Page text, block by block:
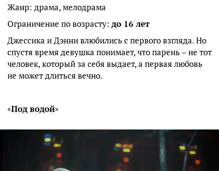
Жанр: драма, мелодрама
Ограничение по возрасту: до 16 лет
Джессика и Дэнни влюбились с первого взгляда. Но
спустя время девушка понимает, что парень – не тот
человек, который за себя выдает, а первая любовь
не может длиться вечно.
«Под водой»